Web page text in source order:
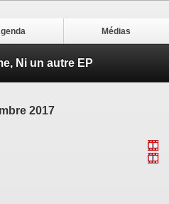
Médias
Ni un autre EP
2017